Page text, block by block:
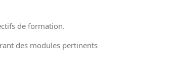
de formation.
des modules pertinents